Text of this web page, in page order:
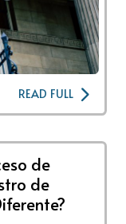
READ FULL
de
de